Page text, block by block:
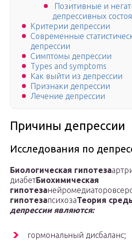
Позитивные и
депрессивных
Критерии депрессии
Современные
депрессии
Симптомы депрессии
Types and symptoms
Как выйти из депрессии
Признаки депрессии
Лечение депрессии
Причины депрессии
Исследования по
Биологическая гипотеза
диабетБиохимическая
гипотеза
гипотезапсихозаТеория
депрессии являются:
гормональный дисбаланс;